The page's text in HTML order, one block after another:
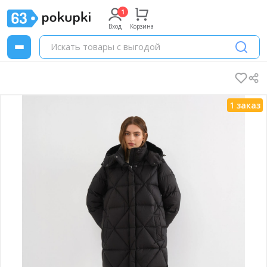
Вход Корзина